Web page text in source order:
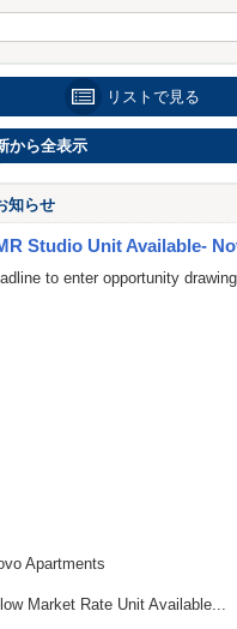
リストで見る
から全表示
知らせ
Studio Unit Available-
to enter opportunity
Apartments
Market Rate Unit Available...